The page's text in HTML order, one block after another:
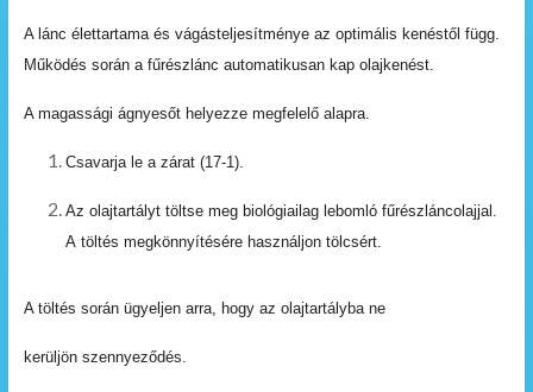
A lánc élettartama és vágásteljesítménye az optimális kenéstől függ.
Működés során a fűrészlánc automatikusan kap olajkenést.
A magassági ágnyesőt helyezze megfelelő alapra.
Csavarja le a zárat (17-1).
Az olajtartályt töltse meg biológiailag lebomló fűrészláncolajjal.
A töltés megkönnyítésére használjon tölcsért.
A töltés során ügyeljen arra, hogy az olajtartályba ne
kerüljön szennyeződés.